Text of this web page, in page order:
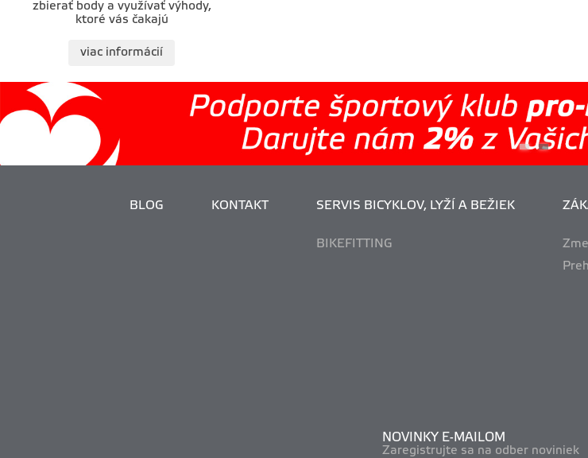
zbierať body a využívať výhody,
ktoré vás čakajú
viac informácií
BLOG KONTAKT SERVIS BICYKLOV, LYŽÍ A BEŽIEK
BIKEFITTING
NOVINKY E-MAILOM
Zaregistrujte sa na odber noviniek